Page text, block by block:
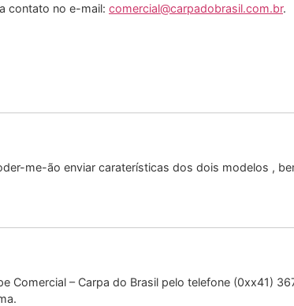
contato no e-mail: comercial@carpadobrasil.com.br.
me-ão enviar caraterísticas dos dois modelos ,
Comercial – Carpa do Brasil pelo telefone (0xx41)